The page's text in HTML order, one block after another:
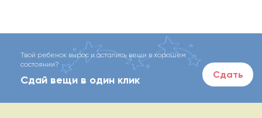
Твой ребенок вырос и остались вещи в хорошем
состоянии?
Сдай вещи в один клик Сдать